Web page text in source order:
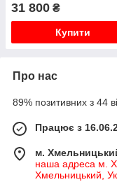
31 800 ₴
Купити
Про нас
89% позитивних з 44
Працює з
м.
наша адреса м.
Хмельницький,